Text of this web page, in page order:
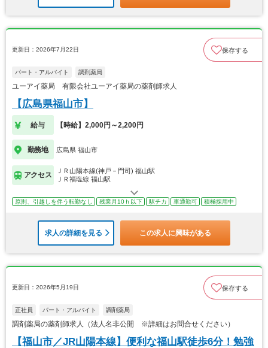
更新日：2026年7月22日 保存する
パート・アルバイト 調剤薬局
ユーアイ薬局 有限会社ユーアイ薬局の薬剤師求人
【広島県福山市】
給与 【時給】2,000円～2,200円
勤務地 広島県 福山市
アクセス
ＪＲ山陽本線(神戸－門司) 福山駅
ＪＲ福塩線 福山駅
原則、引越しを伴う転勤なし 残業月10ｈ以下 駅チカ 車通勤可 積極採用中
求人の詳細を見る この求人に興味がある
更新日：2026年5月19日 保存する
正社員 パート・アルバイト 調剤薬局
調剤薬局の薬剤師求人（法人名非公開 ※詳細はお問合せください）
【福山市／JR山陽本線】便利な福山駅徒歩6分！勉強